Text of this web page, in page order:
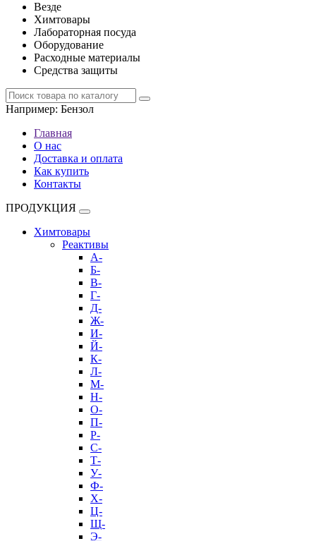
Везде
Химтовары
Лабораторная посуда
Оборудование
Расходные материалы
Средства защиты
Например: Бензол
Главная
О нас
Доставка и оплата
Как купить
Контакты
ПРОДУКЦИЯ
Химтовары
Реактивы
А-
Б-
В-
Г-
Д-
Ж-
И-
Й-
К-
Л-
М-
Н-
О-
П-
Р-
С-
Т-
У-
Ф-
Х-
Ц-
Щ-
Э-